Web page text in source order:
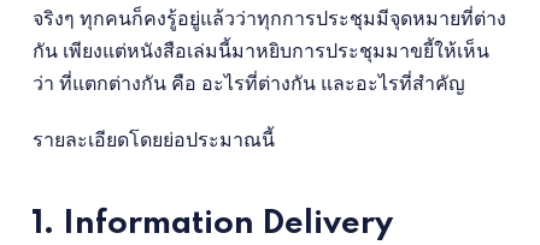
จริงๆ ทุกคนก็คงรู้อยู่แล้วว่าทุกการประชุมมีจุดหมายที่ต่าง
กัน เพียงแต่หนังสือเล่มนี้มาหยิบการประชุมมาขยี้ให้เห็น
ว่า ที่แตกต่างกัน คือ อะไรที่ต่างกัน และอะไรที่สำคัญ
รายละเอียดโดยย่อประมาณนี้
1. Information Delivery